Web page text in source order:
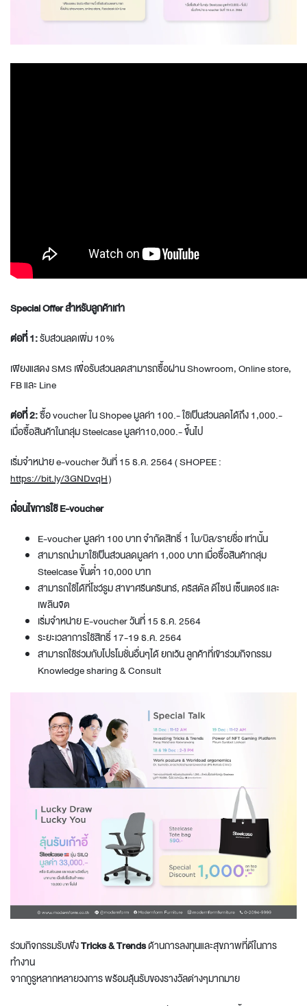
Special Offerสำหรับลูกค้าเก่า
ต่อที่ 1:รับส่วนลดเพิ่ม 10%
เพียงแสดง SMS เพื่อรับส่วนลดสามารถซื้อผ่าน Showroom, Online store,
FB และ Line
ต่อที่ 2:ซื้อ voucher ใน Shopee มูลค่า 100.- ใช้เป็นส่วนลดได้ถึง 1,000.-
เมื่อซื้อสินค้าในกลุ่ม Steelcase มูลค่า10,000.- ขึ้นไป
เริ่มจำหน่าย e-voucher วันที่ 15 ธ.ค. 2564 ( SHOPEE :
https://bit.ly/3GNDvqH)
เงื่อนไขการใช้ E-voucher
E-voucher มูลค่า 100 บาท จำกัดสิทธิ์ 1 ใบ/บิล/รายชื่อ เท่านั้น
สามารถนำมาใช้เป็นส่วนลดมูลค่า 1,000 บาท เมื่อซื้อสินค้ากลุ่ม
Steelcase ขั้นต่ำ 10,000 บาท
สามารถใช้ได้ที่โชว์รูม สาขาศรีนครินทร์, คริสตัล ดีไซน์ เซ็นเตอร์ และ
เพลินจิต
เริ่มจำหน่าย E-voucher วันที่ 15 ธ.ค. 2564
ระยะเวลาการใช้สิทธิ์ 17-19 ธ.ค. 2564
สามารถใช้ร่วมกับโปรโมชั่นอื่นๆได้ ยกเว้น ลูกค้าที่เข้าร่วมกิจกรรม
Knowledge sharing & Consult
ร่วมกิจกรรมรับฟังTricks & Trendsด้านการลงทุนและสุขภาพที่ดีในการ
ทำงาน
จากกูรูหลากหลายวงการ พร้อมลุ้นรับของรางวัลต่างๆมากมาย